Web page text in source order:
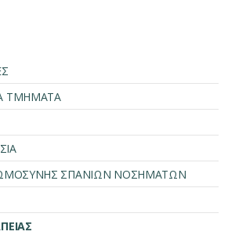
ΤΜΗΜΑΤΑ
ΣΠΑΝΙΩΝ ΝΟΣΗΜΑΤΩΝ